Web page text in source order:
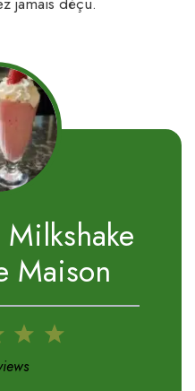
Maison
5
4
3
Stars